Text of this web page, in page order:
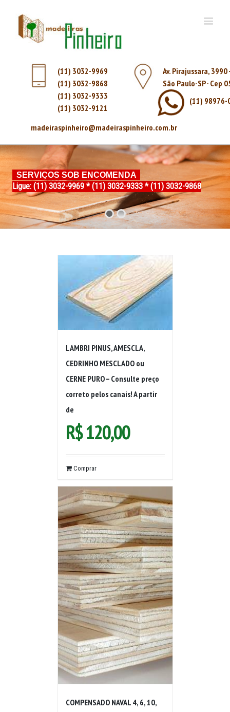
(11) 3032-9969
(11) 3032-9868
(11) 3032-9333
(11) 3032-9121
Av. Pirajussara,
São Paulo-SP - Cep
(11) 98976-
madeiraspinheiro@madeiraspinheiro.com.br
SERVIÇOS SOB ENCOMENDA
Ligue: (11) 3032-9969 * (11) 3032-9333 * (11) 3032-9868
LAMBRI PINUS, AMESCLA,
CEDRINHO MESCLADO ou
CERNE PURO – Consulte preço
correto pelos canais! A partir
de
R$120,00
Comprar
COMPENSADO NAVAL 4, 6, 10,